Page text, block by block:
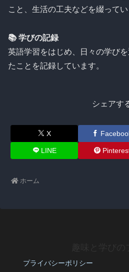
こと、生活の工夫などを綴ってい
📚 学びの記録
英語学習をはじめ、日々の学び
たことを記録しています。
シェアす
X
LINE
ホーム
プライバシーポリシー